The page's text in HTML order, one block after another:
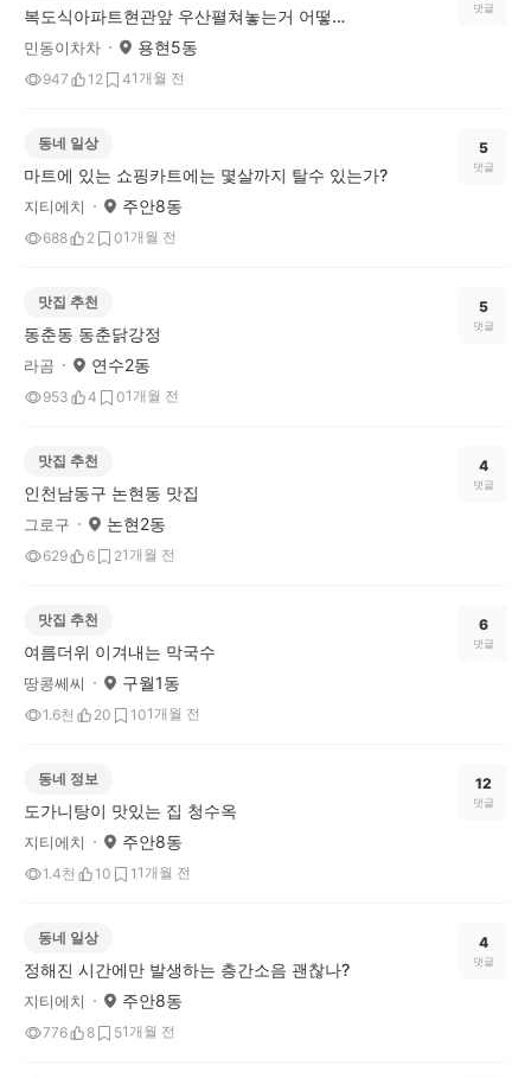
복도식아파트현관앞 우산펼쳐놓는거 어떻게 생각하나요?
민동이차차 용현5동
947 12 41개월 전
댓글
동네 일상
마트에 있는 쇼핑카트에는 몇살까지 탈수 있는가?
지티에치 주안8동
688 2 01개월 전
5
댓글
맛집 추천
동춘동 동춘닭강정
라곰 연수2동
953 4 01개월 전
5
댓글
맛집 추천
인천남동구 논현동 맛집
그로구 논현2동
629 6 21개월 전
4
댓글
맛집 추천
여름더위 이겨내는 막국수
땅콩쎄씨 구월1동
1.6천 20 101개월 전
6
댓글
동네 정보
도가니탕이 맛있는 집 청수옥
지티에치 주안8동
1.4천 10 1 1개월 전
12
댓글
동네 일상
정해진 시간에만 발생하는 층간소음 괜찮나?
지티에치 주안8동
776 8 51개월 전
4
댓글